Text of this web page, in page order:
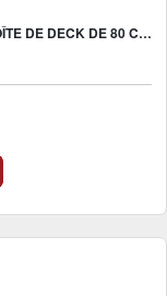
DISNEY LORCANA JCC : CIEL SCINTILLANT - BOÎTE DE DECK DE 80 CARTES TIANA - UK